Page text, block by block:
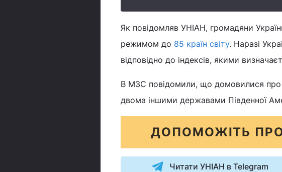
Як повідомляв УНІАН, громадяни
режимом до 85 країн світу. Наразі
відповідно до індексів, якими
В МЗС повідомили, що домовилися про
двома іншими державами Південної
ДОПОМОЖІТЬ
Читати УНІАН в Telegram